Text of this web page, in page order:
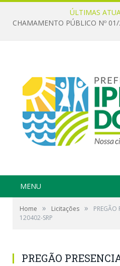
ÚLTIMAS
MENU
Home » Licitações »
PREGÃO
120402-SRP
PREGÃO